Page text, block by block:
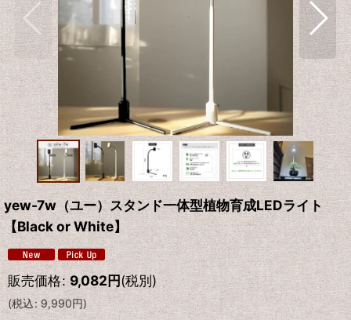
yew-7w（ユー）スタンド一体型植物育成LEDライト
【Black or White】
販売価格: 9,082円(税別)
(税込: 9,990円)